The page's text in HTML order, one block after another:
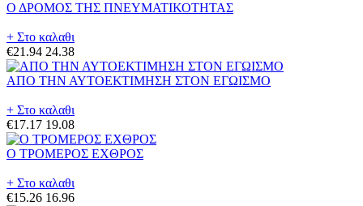
Ο ΔΡΟΜΟΣ ΤΗΣ ΠΝΕΥΜΑΤΙΚΟΤΗΤΑΣ
+ Στο καλαθι
€21.94 24.38
ΑΠΟ ΤΗΝ ΑΥΤΟΕΚΤΙΜΗΣΗ ΣΤΟΝ ΕΓΩΙΣΜΟ
+ Στο καλαθι
€17.17 19.08
Ο ΤΡΟΜΕΡΟΣ ΕΧΘΡΟΣ
+ Στο καλαθι
€15.26 16.96